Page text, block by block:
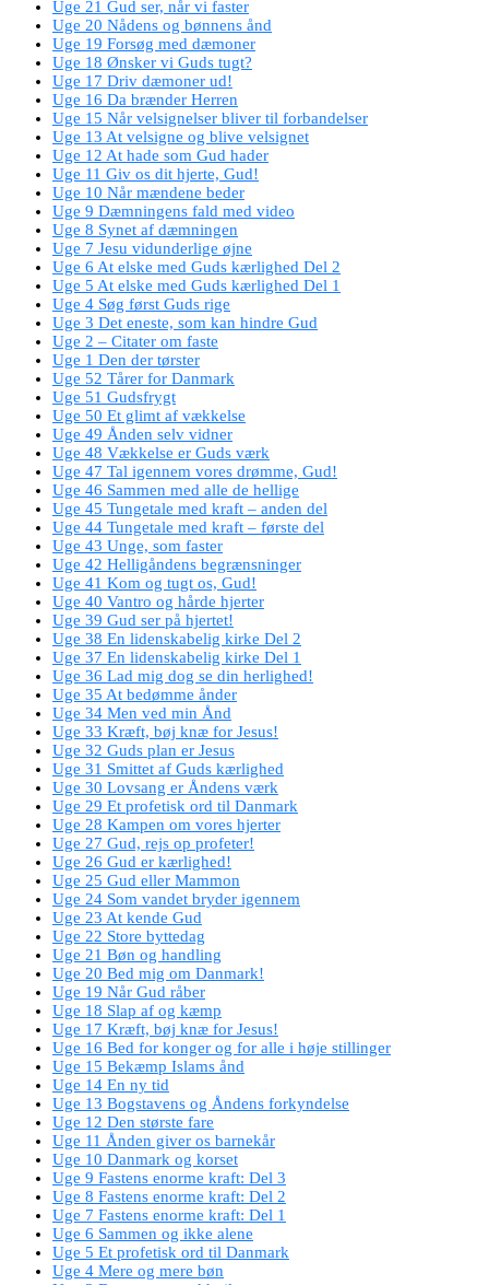
Uge 21 Gud ser, når vi faster
Uge 20 Nådens og bønnens ånd
Uge 19 Forsøg med dæmoner
Uge 18 Ønsker vi Guds tugt?
Uge 17 Driv dæmoner ud!
Uge 16 Da brænder Herren
Uge 15 Når velsignelser bliver til forbandelser
Uge 13 At velsigne og blive velsignet
Uge 12 At hade som Gud hader
Uge 11 Giv os dit hjerte, Gud!
Uge 10 Når mændene beder
Uge 9 Dæmningens fald med video
Uge 8 Synet af dæmningen
Uge 7 Jesu vidunderlige øjne
Uge 6 At elske med Guds kærlighed Del 2
Uge 5 At elske med Guds kærlighed Del 1
Uge 4 Søg først Guds rige
Uge 3 Det eneste, som kan hindre Gud
Uge 2 – Citater om faste
Uge 1 Den der tørster
Uge 52 Tårer for Danmark
Uge 51 Gudsfrygt
Uge 50 Et glimt af vækkelse
Uge 49 Ånden selv vidner
Uge 48 Vækkelse er Guds værk
Uge 47 Tal igennem vores drømme, Gud!
Uge 46 Sammen med alle de hellige
Uge 45 Tungetale med kraft – anden del
Uge 44 Tungetale med kraft – første del
Uge 43 Unge, som faster
Uge 42 Helligåndens begrænsninger
Uge 41 Kom og tugt os, Gud!
Uge 40 Vantro og hårde hjerter
Uge 39 Gud ser på hjertet!
Uge 38 En lidenskabelig kirke Del 2
Uge 37 En lidenskabelig kirke Del 1
Uge 36 Lad mig dog se din herlighed!
Uge 35 At bedømme ånder
Uge 34 Men ved min Ånd
Uge 33 Kræft, bøj knæ for Jesus!
Uge 32 Guds plan er Jesus
Uge 31 Smittet af Guds kærlighed
Uge 30 Lovsang er Åndens værk
Uge 29 Et profetisk ord til Danmark
Uge 28 Kampen om vores hjerter
Uge 27 Gud, rejs op profeter!
Uge 26 Gud er kærlighed!
Uge 25 Gud eller Mammon
Uge 24 Som vandet bryder igennem
Uge 23 At kende Gud
Uge 22 Store byttedag
Uge 21 Bøn og handling
Uge 20 Bed mig om Danmark!
Uge 19 Når Gud råber
Uge 18 Slap af og kæmp
Uge 17 Kræft, bøj knæ for Jesus!
Uge 16 Bed for konger og for alle i høje stillinger
Uge 15 Bekæmp Islams ånd
Uge 14 En ny tid
Uge 13 Bogstavens og Åndens forkyndelse
Uge 12 Den største fare
Uge 11 Ånden giver os barnekår
Uge 10 Danmark og korset
Uge 9 Fastens enorme kraft: Del 3
Uge 8 Fastens enorme kraft: Del 2
Uge 7 Fastens enorme kraft: Del 1
Uge 6 Sammen og ikke alene
Uge 5 Et profetisk ord til Danmark
Uge 4 Mere og mere bøn